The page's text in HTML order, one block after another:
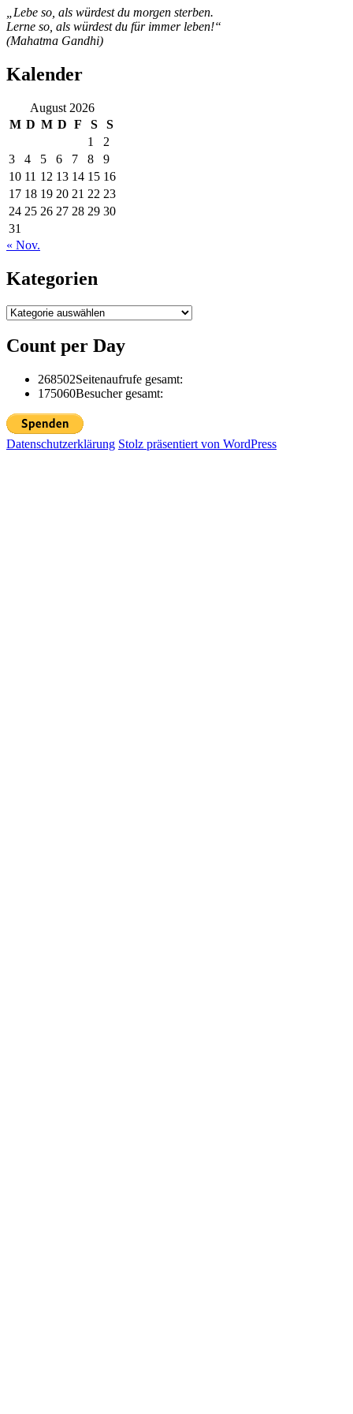
„Lebe so, als würdest du morgen sterben.
Lerne so, als würdest du für immer leben!“
(Mahatma Gandhi)
Kalender
August 2026
M D M D F S
S
1
2
3
4 5 6 7 8
9
10 11 12 13 14 15 16
17 18 19 20 21 22 23
24 25 26 27 28 29 30
31
« Nov.
Kategorien
Kategorien
Count per Day
268502Seitenaufrufe gesamt:
175060Besucher gesamt:
Datenschutzerklärung Stolz präsentiert von WordPress